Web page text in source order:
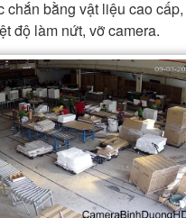
chắn bằng vật liệu cao
độ làm nứt, vỡ camera.